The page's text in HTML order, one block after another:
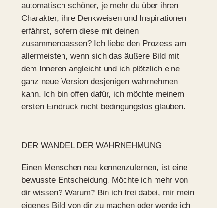
automatisch schöner, je mehr du über ihren
Charakter, ihre Denkweisen und Inspirationen
erfährst, sofern diese mit deinen
zusammenpassen? Ich liebe den Prozess am
allermeisten, wenn sich das äußere Bild mit
dem Inneren angleicht und ich plötzlich eine
ganz neue Version desjenigen wahrnehmen
kann. Ich bin offen dafür, ich möchte meinem
ersten Eindruck nicht bedingungslos glauben.
DER WANDEL DER WAHRNEHMUNG
Einen Menschen neu kennenzulernen, ist eine
bewusste Entscheidung. Möchte ich mehr von
dir wissen? Warum? Bin ich frei dabei, mir mein
eigenes Bild von dir zu machen oder werde ich